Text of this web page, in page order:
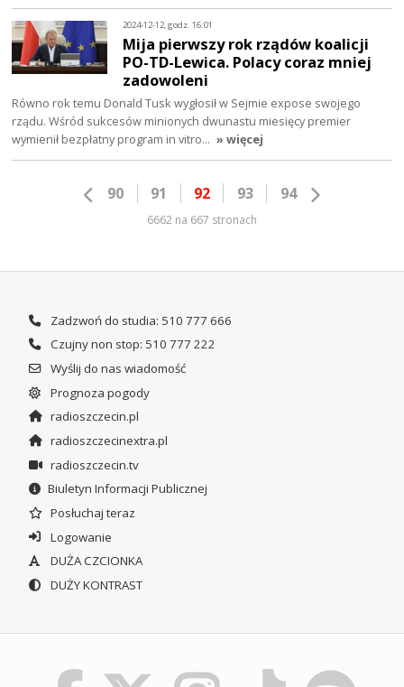
2024-12-12, godz. 16:01
Mija pierwszy rok rządów koalicji
PO-TD-Lewica. Polacy coraz mniej
zadowoleni
Równo rok temu Donald Tusk wygłosił w Sejmie expose swojego
rządu. Wśród sukcesów minionych dwunastu miesięcy premier
wymienił bezpłatny program in vitro… » więcej
90 91 92 93 94
6662 na 667 stronach
Zadzwoń do studia: 510 777 666
Czujny non stop: 510 777 222
Wyślij do nas wiadomość
Prognoza pogody
radioszczecin.pl
radioszczecinextra.pl
radioszczecin.tv
Biuletyn Informacji Publicznej
Posłuchaj teraz
Logowanie
DUŻA CZCIONKA
DUŻY KONTRAST